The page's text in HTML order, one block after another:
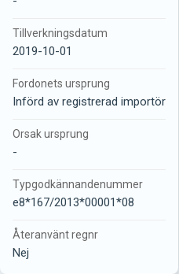
Tillverkningsdatum
2019-10-01
Fordonets ursprung
Införd av registrerad importör
Orsak ursprung
-
Typgodkännandenummer
e8*167/2013*00001*08
Återanvänt regnr
Nej